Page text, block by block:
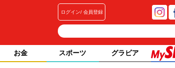
ログイン 会員登録
お金 スポーツ グラビア